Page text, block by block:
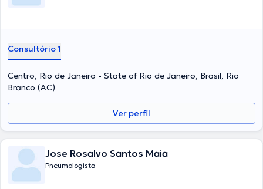
Consultório 1
Centro, Rio de Janeiro - State of Rio de Janeiro, Brasil, Rio
Branco (AC)
Ver perfil
Jose Rosalvo Santos Maia
Pneumologista